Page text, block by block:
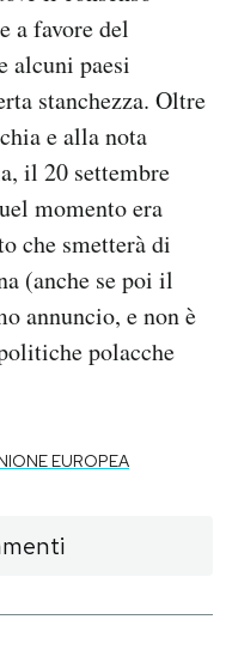
a favore del
alcuni paesi
stanchezza. Oltre
e alla nota
il 20 settembre
momento era
che smetterà di
(anche se poi il
annuncio, e non è
polacche
EUROPEA